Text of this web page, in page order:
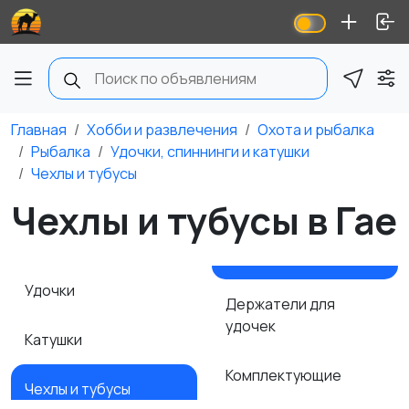
Главная Хобби и развлечения
Охота и рыбалка
Рыбалка
Удочки, спиннинги и катушки
Чехлы и тубусы
Чехлы и тубусы в Гае
Удочки
Катушки
Чехлы и тубусы
Держатели для
удочек
Комплектующие